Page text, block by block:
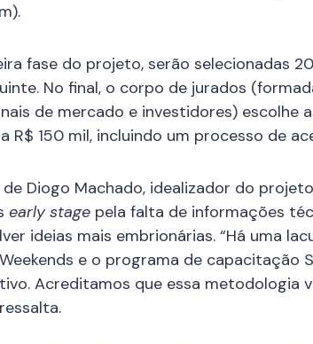
fase do projeto, serão selecionadas
No final, o corpo de jurados
de mercado e investidores) escolhe
R$ 150 mil, incluindo um processo de
de Diogo Machado, idealizador do
early stage pela falta de informações
ideias mais embrionárias. “Há uma
e o programa de capacitação
Acreditamos que essa metodologia